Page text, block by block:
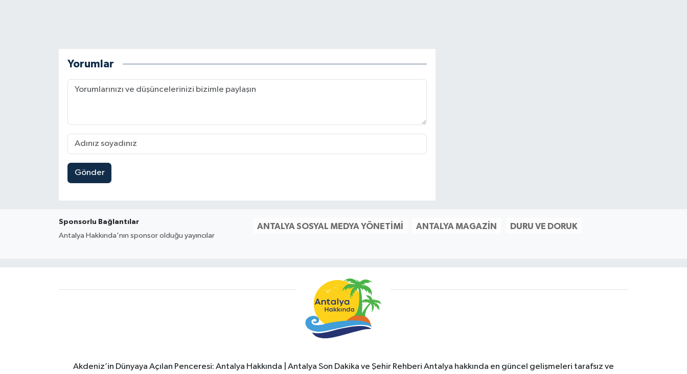
Yorumlar
Gönder
Sponsorlu Bağlantılar
Antalya Hakkında'nın sponsor olduğu yayıncılar
ANTALYA SOSYAL MEDYA YÖNETIMI ANTALYA MAGAZIN DURU VE DORUK
Akdeniz’in Dünyaya Açılan Penceresi: Antalya Hakkında | Antalya Son Dakika ve Şehir Rehberi Antalya hakkında en güncel gelişmeleri tarafsız ve